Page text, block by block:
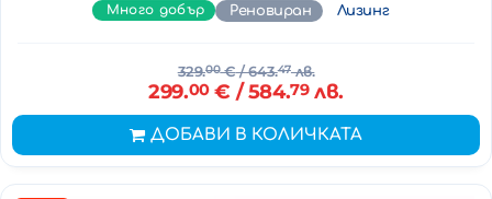
Много добър Реновиран Лизинг
329.00€/ 643.47лв.
299.00€ / 584.79лв.
ДОБАВИ В КОЛИЧКАТА